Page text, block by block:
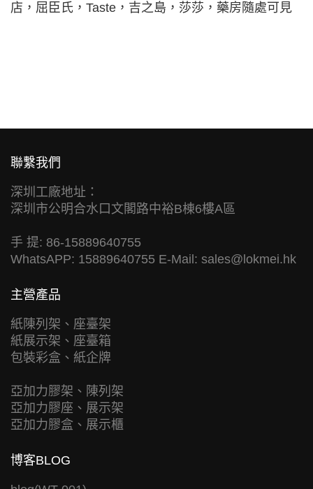
店，屈臣氏，Taste，吉之島，莎莎，藥房隨處可見
聯繫我們
深圳工廠地址：
深圳市公明合水口文閣路中裕B棟6樓A區
手 提: 86-15889640755
WhatsAPP: 15889640755 E-Mail: sales@lokmei.hk
主營產品
紙陳列架、座臺架
紙展示架、座臺箱
包裝彩盒、紙企牌
亞加力膠架、陳列架
亞加力膠座、展示架
亞加力膠盒、展示櫃
博客BLOG